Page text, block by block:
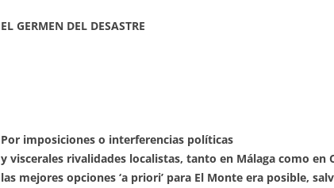
EL GERMEN DEL DESASTRE
Por imposiciones o interferencias políticas
y viscerales rivalidades localistas, tanto en Málaga como en
las mejores opciones ‘a priori’ para El Monte era posible,